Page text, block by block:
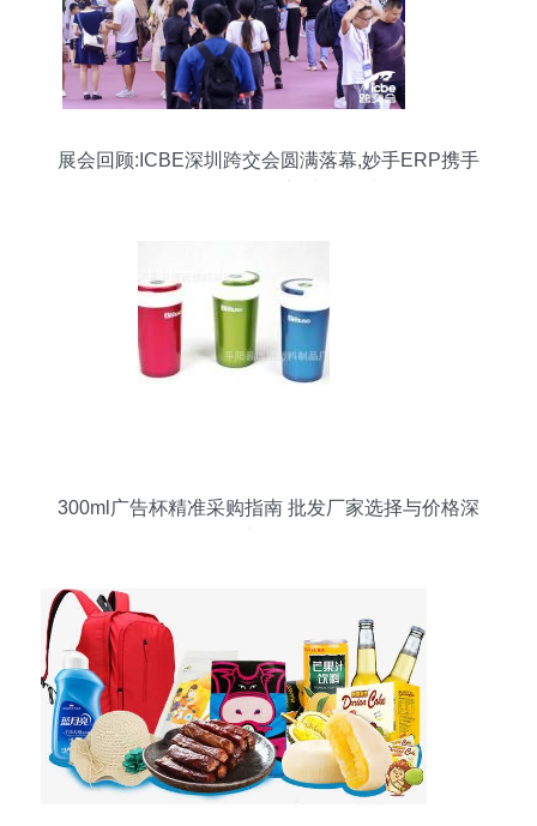
展会回顾:ICBE深圳跨交会圆满落幕,妙手ERP携手
300ml广告杯精准采购指南 批发厂家选择与价格深